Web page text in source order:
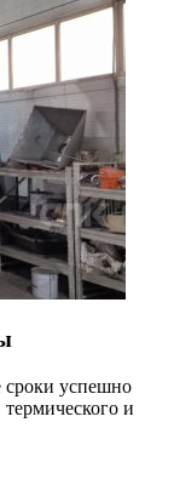
успешно
и